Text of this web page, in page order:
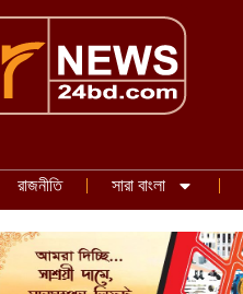
রাজনীতি সারা বাংলা